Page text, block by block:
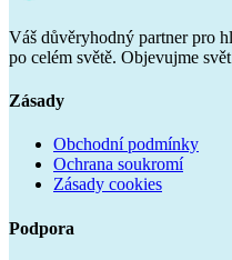
Váš důvěryhodný partner pro
po celém světě. Objevujme
Zásady
Obchodní podmínky
Ochrana soukromí
Zásady cookies
Podpora